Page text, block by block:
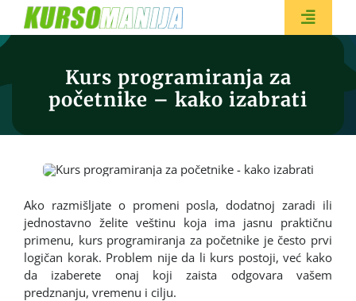
content
Toggle
Kurs programiranja za
početnike – kako izabrati
Ako razmišljate o promeni posla, dodatnoj zaradi ili
jednostavno želite veštinu koja ima jasnu praktičnu
primenu, kurs programiranja za početnike je često prvi
logičan korak. Problem nije da li kurs postoji, već kako
da izaberete onaj koji zaista odgovara vašem
predznanju, vremenu i cilju.